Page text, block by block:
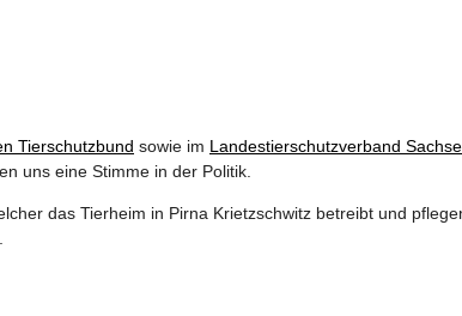
Tierschutzbund sowie im Landestierschutzverband
uns eine Stimme in der Politik.
das Tierheim in Pirna Krietzschwitz betreibt und